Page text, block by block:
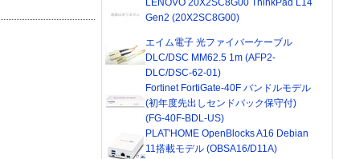
LENOVO 20X2SC8G00 ThinkPad L14
Gen2 (20X2SC8G00)
エイム電子 光ファイバーケーブル
DLC/DSC MM62.5 1m (AFP2-
DLC/DSC-62-01)
Fortinet FortiGate-40F バンドルモデル
(初年度先出しセンドバック保守付)
(FG-40F-BDL-US)
PLAT'HOME OpenBlocks A16 Debian
11搭載モデル (OBSA16/D11A)